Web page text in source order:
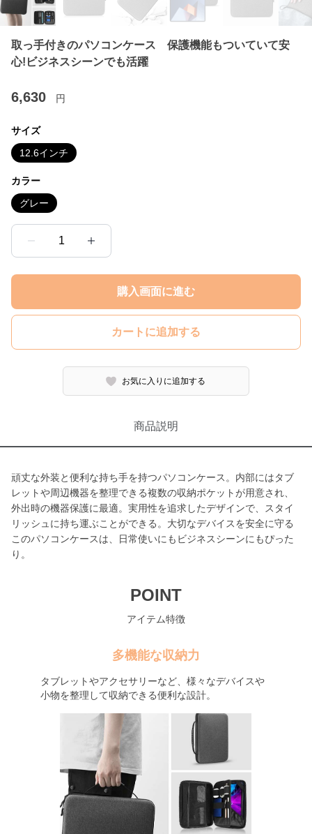
取っ手付きのパソコンケース 保護機能もついていて安
心!ビジネスシーンでも活躍
6,630 円
サイズ
12.6インチ
カラー
グレー
1
購入画面に進む
カートに追加する
お気に入りに追加する
商品説明
頑丈な外装と便利な持ち手を持つパソコンケース。内部にはタブ
レットや周辺機器を整理できる複数の収納ポケットが用意され、
外出時の機器保護に最適。実用性を追求したデザインで、スタイ
リッシュに持ち運ぶことができる。大切なデバイスを安全に守る
このパソコンケースは、日常使いにもビジネスシーンにもぴった
り。
POINT
アイテム特徴
多機能な収納力
タブレットやアクセサリーなど、様々なデバイスや
小物を整理して収納できる便利な設計。